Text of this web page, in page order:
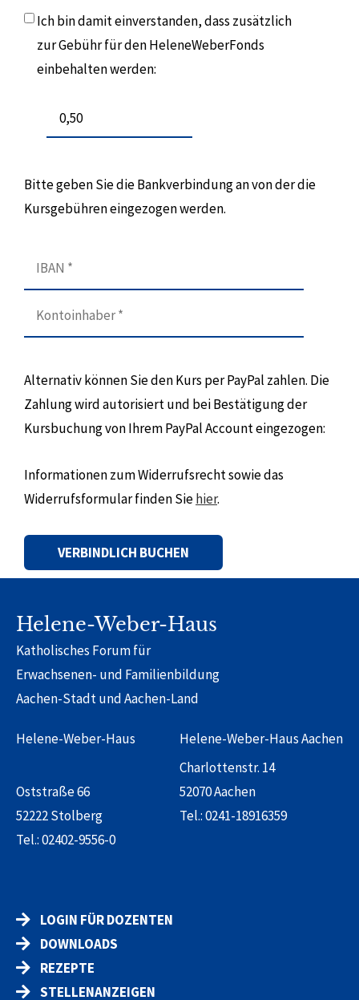
Ich bin damit einverstanden, dass zusätzlich
zur Gebühr für den HeleneWeberFonds
einbehalten werden:
Bitte geben Sie die Bankverbindung an von der die
Kursgebühren eingezogen werden.
Alternativ können Sie den Kurs per PayPal zahlen. Die
Zahlung wird autorisiert und bei Bestätigung der
Kursbuchung von Ihrem PayPal Account eingezogen:
Informationen zum Widerrufsrecht sowie das
Widerrufsformular finden Siehier.
Helene-Weber-Haus
Katholisches Forum für
Erwachsenen- und Familienbildung
Aachen-Stadt und Aachen-Land
Helene-Weber-Haus
Oststraße 66
52222 Stolberg
Tel.:02402-9556-0
Helene-Weber-Haus Aachen
Charlottenstr. 14
52070 Aachen
Tel.:0241-18916359
LOGIN FÜR DOZENTEN
DOWNLOADS
REZEPTE
STELLENANZEIGEN